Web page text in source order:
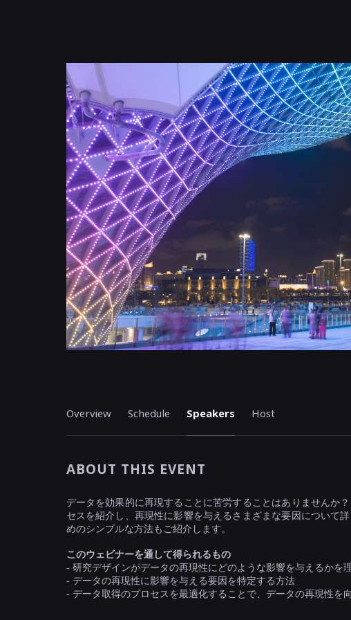
Overview Schedule Speakers Host
ABOUT THIS EVENT
データを効果的に再現することに苦労することはありませんか
セスを紹介し、再現性に影響を与えるさまざまな要因について
めのシンプルな方法もご紹介します。
このウェビナーを通して得られるもの
- 研究デザインがデータの再現性にどのような影響を与えるかを
- データの再現性に影響を与える要因を特定する方法
- データ取得のプロセスを最適化することで、データの再現性を